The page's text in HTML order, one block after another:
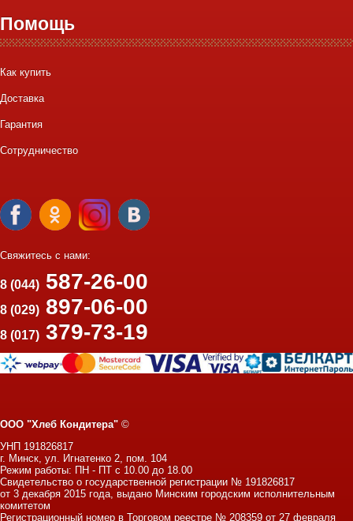
Помощь
Как купить
Доставка
Гарантия
Сотрудничество
Свяжитесь с нами:
8 (044) 587-26-00
8 (029) 897-06-00
8 (017) 379-73-19
ООО "Хлеб Кондитера" ©
УНП 191826817
г. Минск, ул. Игнатенко 2, пом. 104
Режим работы: ПН - ПТ с 10.00 до 18.00
Свидетельство о государственной регистрации № 191826817
от 3 декабря 2015 года, выдано Минским городским исполнительным
комитетом
Регистрационный номер в Торговом реестре № 208359 от 27 февраля